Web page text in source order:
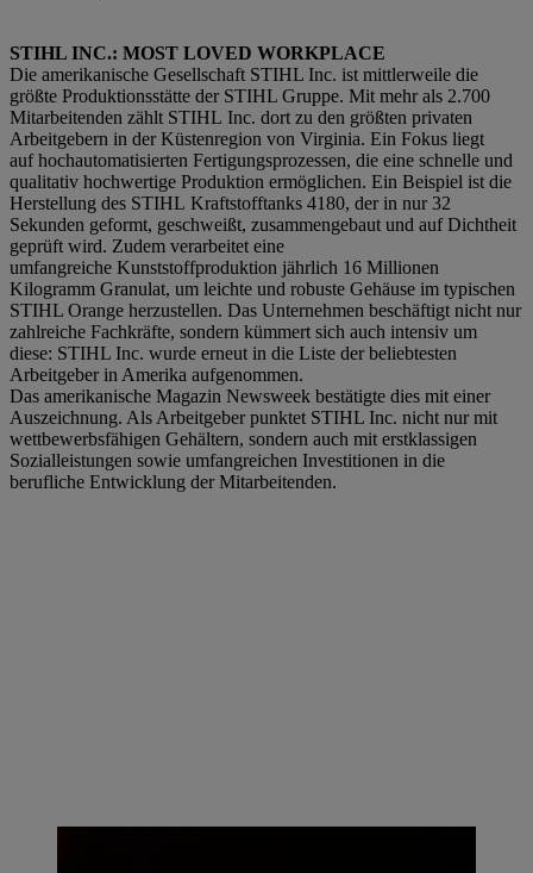
STIHL INC.: MOST LOVED WORKPLACE
Die amerikanische Gesellschaft STIHL Inc. ist mittlerweile die
größte Produktionsstätte der STIHL Gruppe. Mit mehr als 2.700
Mitarbeitenden zählt STIHL Inc. dort zu den größten privaten
Arbeitgebern in der Küstenregion von Virginia. Ein Fokus liegt
auf hochautomatisierten Fertigungsprozessen, die eine schnelle und
qualitativ hochwertige Produktion ermöglichen. Ein Beispiel ist die
Herstellung des STIHL Kraftstofftanks 4180, der in nur 32
Sekunden geformt, geschweißt, zusammengebaut und auf Dichtheit
geprüft wird. Zudem verarbeitet eine
umfangreiche Kunststoffproduktion jährlich 16 Millionen
Kilogramm Granulat, um leichte und robuste Gehäuse im typischen
STIHL Orange herzustellen. Das Unternehmen beschäftigt nicht nur
zahlreiche Fachkräfte, sondern kümmert sich auch intensiv um
diese: STIHL Inc. wurde erneut in die Liste der beliebtesten
Arbeitgeber in Amerika aufgenommen.
Das amerikanische Magazin Newsweek bestätigte dies mit einer
Auszeichnung. Als Arbeitgeber punktet STIHL Inc. nicht nur mit
wettbewerbsfähigen Gehältern, sondern auch mit erstklassigen
Sozialleistungen sowie umfangreichen Investitionen in die
berufliche Entwicklung der Mitarbeitenden.